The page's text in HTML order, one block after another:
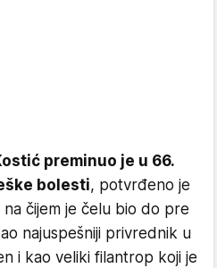
preminuo je u 66.
bolesti, potvrđeno je
čijem je čelu bio do pre
najuspešniji privrednik u
i kao veliki filantrop koji je